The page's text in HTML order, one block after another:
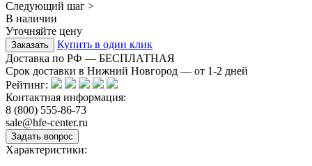
Следующий шаг >
В наличии
Уточняйте цену
Купить в один клик
Доставка по РФ — БЕСПЛАТНАЯ
Срок доставки в Нижний Новгород — от 1-2 дней
Рейтинг:
Контактная информация:
8 (800) 555-86-73
sale@hfe-center.ru
Характеристики: